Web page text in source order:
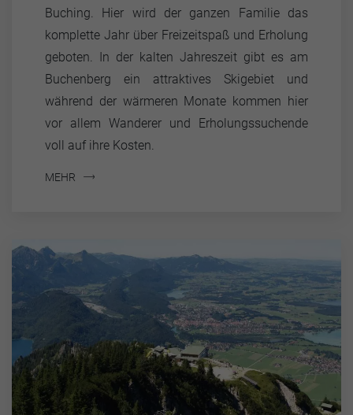
Buching. Hier wird der ganzen Familie das
komplette Jahr über Freizeitspaß und Erholung
geboten. In der kalten Jahreszeit gibt es am
Buchenberg ein attraktives Skigebiet und
während der wärmeren Monate kommen hier
vor allem Wanderer und Erholungssuchende
voll auf ihre Kosten.
MEHR